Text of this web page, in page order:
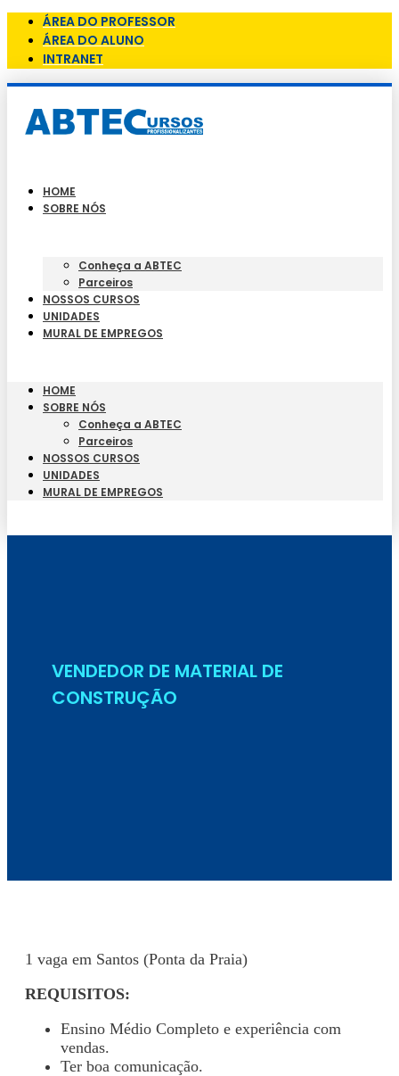
ÁREA DO PROFESSOR
ÁREA DO ALUNO
INTRANET
HOME
SOBRE NÓS
Conheça a ABTEC
Parceiros
NOSSOS CURSOS
UNIDADES
MURAL DE EMPREGOS
HOME
SOBRE NÓS
Conheça a ABTEC
Parceiros
NOSSOS CURSOS
UNIDADES
MURAL DE EMPREGOS
VENDEDOR DE MATERIAL DE
CONSTRUÇÃO
1 vaga em Santos (Ponta da Praia)
REQUISITOS:
Ensino Médio Completo e experiência com
vendas.
Ter boa comunicação.